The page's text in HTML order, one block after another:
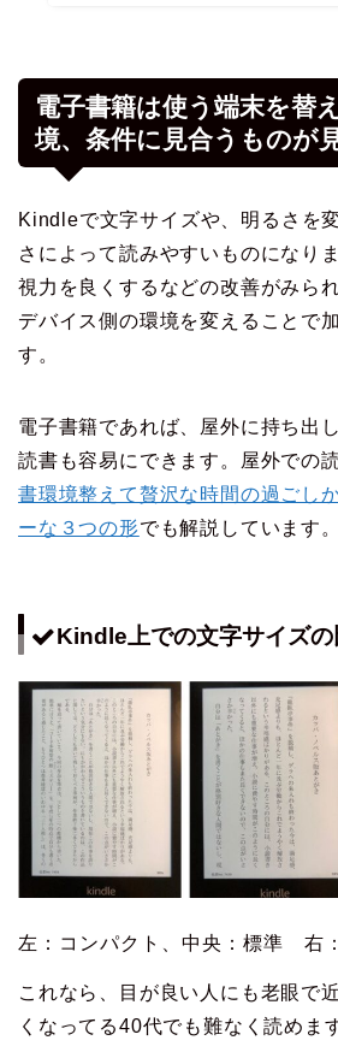
電子書籍は使う端末を替
境、条件に見合うものが
Kindleで文字サイズや、明るさを
さによって読みやすいものになりま
視力を良くするなどの改善がみら
デバイス側の環境を変えることで
す。
電子書籍であれば、屋外に持ち出
読書も容易にできます。屋外での読
書環境整えて贅沢な時間の過ごし
ーな３つの形でも解説しています。
Kindle上での文字サイズの
左：コンパクト、中央：標準 右
これなら、目が良い人にも老眼で
くなってる40代でも難なく読めま